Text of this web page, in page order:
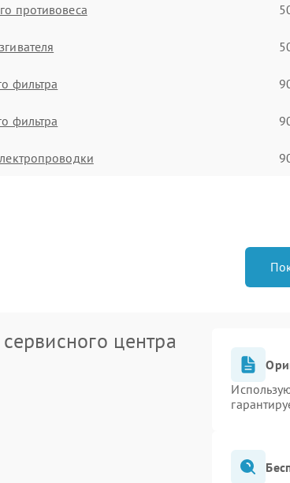
противовеса
фильтра
фильтра
центра